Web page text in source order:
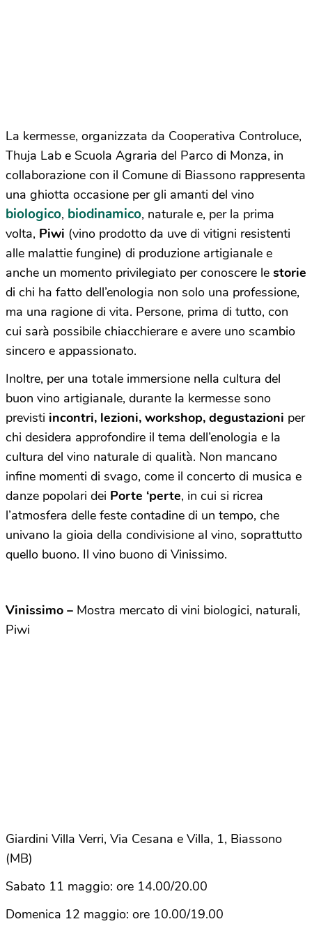
La kermesse, organizzata da Cooperativa Controluce,
Thuja Lab e Scuola Agraria del Parco di Monza, in
collaborazione con il Comune di Biassono rappresenta
una ghiotta occasione per gli amanti del vino
biologico, biodinamico, naturale e, per la prima
volta, Piwi (vino prodotto da uve di vitigni resistenti
alle malattie fungine) di produzione artigianale e
anche un momento privilegiato per conoscere le storie
di chi ha fatto dell’enologia non solo una professione,
ma una ragione di vita. Persone, prima di tutto, con
cui sarà possibile chiacchierare e avere uno scambio
sincero e appassionato.
Inoltre, per una totale immersione nella cultura del
buon vino artigianale, durante la kermesse sono
previsti incontri, lezioni, workshop, degustazioni per
chi desidera approfondire il tema dell’enologia e la
cultura del vino naturale di qualità. Non mancano
infine momenti di svago, come il concerto di musica e
danze popolari dei Porte ‘perte, in cui si ricrea
l’atmosfera delle feste contadine di un tempo, che
univano la gioia della condivisione al vino, soprattutto
quello buono. Il vino buono di Vinissimo.
Vinissimo – Mostra mercato di vini biologici, naturali,
Piwi
Giardini Villa Verri, Via Cesana e Villa, 1, Biassono
(MB)
Sabato 11 maggio: ore 14.00/20.00
Domenica 12 maggio: ore 10.00/19.00